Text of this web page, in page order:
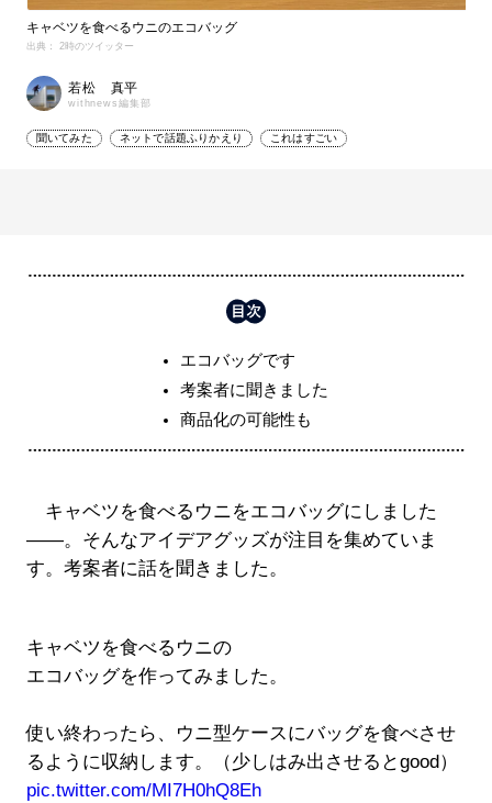
キャベツを食べるウニのエコバッグ
出典： 2時のツイッター
若松 真平
withnews編集部
聞いてみた ネットで話題ふりかえり これはすごい
エコバッグです
考案者に聞きました
商品化の可能性も
キャベツを食べるウニをエコバッグにしました
――。そんなアイデアグッズが注目を集めていま
す。考案者に話を聞きました。
キャベツを食べるウニの
エコバッグを作ってみました。
使い終わったら、ウニ型ケースにバッグを食べさせ
るように収納します。（少しはみ出させるとgood）
pic.twitter.com/MI7H0hQ8Eh